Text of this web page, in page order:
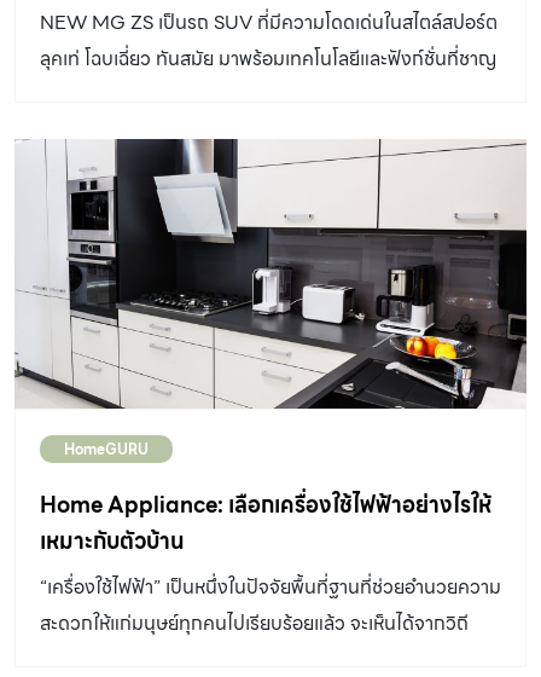
NEW MG ZS เป็นรถ SUV ที่มีความโดดเด่นในสไตล์สปอร์ต
ลุคเท่ โฉบเฉี่ยว ทันสมัย มาพร้อมเทคโนโลยีและฟังก์ชั่นที่ชาญ
HomeGURU
Home Appliance: เลือกเครื่องใช้ไฟฟ้าอย่างไรให้
เหมาะกับตัวบ้าน
“เครื่องใช้ไฟฟ้า” เป็นหนึ่งในปัจจัยพื้นที่ฐานที่ช่วยอำนวยความ
สะดวกให้แก่มนุษย์ทุกคนไปเรียบร้อยแล้ว จะเห็นได้จากวิถี